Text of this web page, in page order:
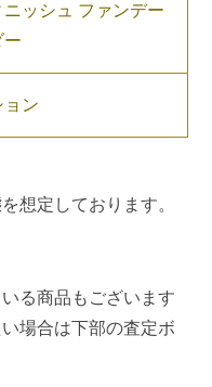
ッシュ ファンデー
ー
ョン
想定しております。
る商品もございます
場合は下部の査定ボ